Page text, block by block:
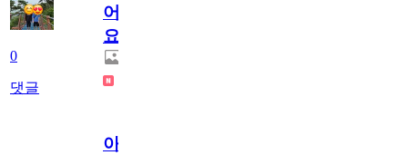
0
댓글
어
요.
아.